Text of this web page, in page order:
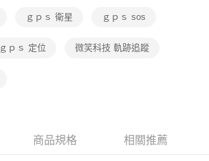
ｇｐｓ 衛星 ｇｐｓ sos
ｇｐｓ 定位 微笑科技 軌跡追蹤
商品規格 相關推薦